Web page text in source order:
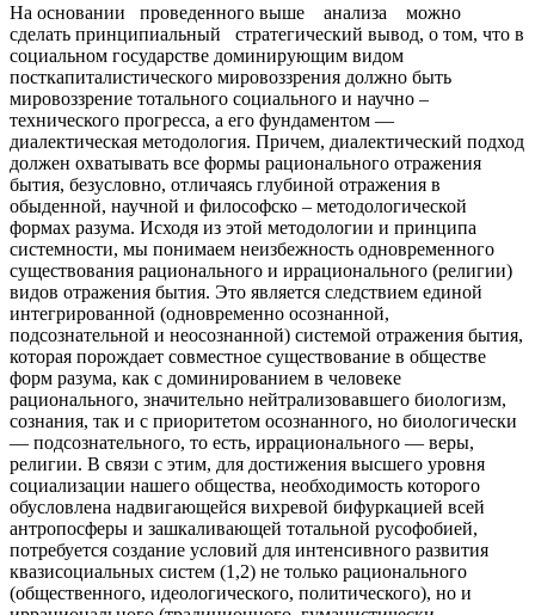
На основании проведенного выше анализа можно
сделать принципиальный стратегический вывод, о том, что в
социальном государстве доминирующим видом
посткапиталистического мировоззрения должно быть
мировоззрение тотального социального и научно –
технического прогресса, а его фундаментом —
диалектическая методология. Причем, диалектический подход
должен охватывать все формы рационального отражения
бытия, безусловно, отличаясь глубиной отражения в
обыденной, научной и философско – методологической
формах разума. Исходя из этой методологии и принципа
системности, мы понимаем неизбежность одновременного
существования рационального и иррационального (религии)
видов отражения бытия. Это является следствием единой
интегрированной (одновременно осознанной,
подсознательной и неосознанной) системой отражения бытия,
которая порождает совместное существование в обществе
форм разума, как с доминированием в человеке
рационального, значительно нейтрализовавшего биологизм,
сознания, так и с приоритетом осознанного, но биологически
— подсознательного, то есть, иррационального — веры,
религии. В связи с этим, для достижения высшего уровня
социализации нашего общества, необходимость которого
обусловлена надвигающейся вихревой бифуркацией всей
антропосферы и зашкаливающей тотальной русофобией,
потребуется создание условий для интенсивного развития
квазисоциальных систем (1,2) не только рационального
(общественного, идеологического, политического), но и